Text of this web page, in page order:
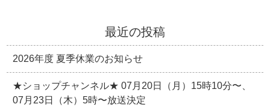
最近の投稿
2026年度 夏季休業のお知らせ
★ショップチャンネル★ 07月20日（月）15時10分〜、
07月23日（木）5時〜放送決定